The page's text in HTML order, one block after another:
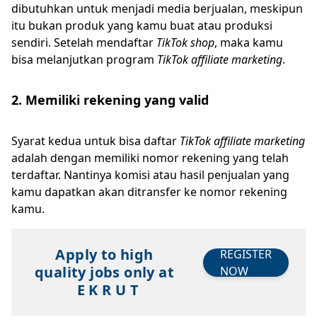
dibutuhkan untuk menjadi media berjualan, meskipun
itu bukan produk yang kamu buat atau produksi
sendiri. Setelah mendaftar TikTok shop, maka kamu
bisa melanjutkan program TikTok affiliate marketing.
2. Memiliki rekening yang valid
Syarat kedua untuk bisa daftar TikTok affiliate marketing
adalah dengan memiliki nomor rekening yang telah
terdaftar. Nantinya komisi atau hasil penjualan yang
kamu dapatkan akan ditransfer ke nomor rekening
kamu.
Apply to high
quality jobs only at
E K R U T
REGISTER
NOW